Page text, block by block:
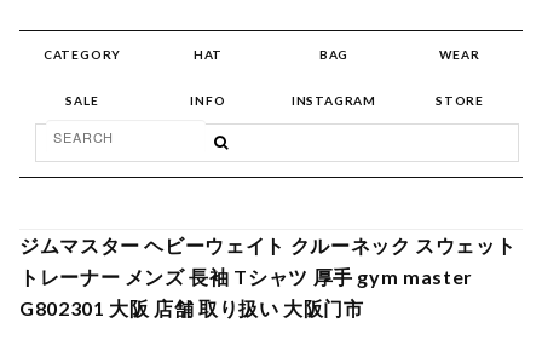
CATEGORY HAT BAG WEAR
SALE INFO INSTAGRAM STORE
ジムマスター ヘビーウェイト クルーネック スウェット
トレーナー メンズ 長袖 Tシャツ 厚手 gym master
G802301 大阪 店舗 取り扱い 大阪门市